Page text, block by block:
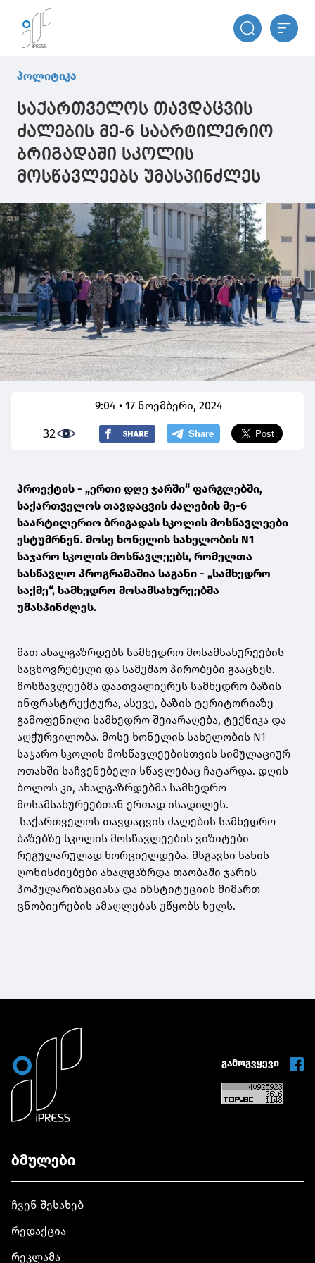
პოლიტიკა
საქართველოს თავდაცვის
ძალების მე-6 საარტილერიო
ბრიგადაში სკოლის
მოსწავლეებს უმასპინძლეს
9:04 • 17 ნოემბერი, 2024
32
პროექტის - „ერთი დღე ჯარში“ ფარგლებში,
საქართველოს თავდაცვის ძალების მე-6
საარტილერიო ბრიგადას სკოლის მოსწავლეები
ესტუმრნენ. მოსე ხონელის სახელობის N1
საჯარო სკოლის მოსწავლეებს, რომელთა
სასწავლო პროგრამაშია საგანი - „სამხედრო
საქმე“, სამხედრო მოსამსახურეებმა
უმასპინძლეს.
მათ ახალგაზრდებს სამხედრო მოსამსახურეების
საცხოვრებელი და სამუშაო პირობები გააცნეს.
მოსწავლეებმა დაათვალიერეს სამხედრო ბაზის
ინფრასტრუქტურა, ასევე, ბაზის ტერიტორიაზე
გამოფენილი სამხედრო შეიარაღება, ტექნიკა და
აღჭურვილობა. მოსე ხონელის სახელობის N1
საჯარო სკოლის მოსწავლეებისთვის სიმულაციურ
ოთახში საჩვენებელი სწავლებაც ჩატარდა. დღის
ბოლოს კი, ახალგაზრდებმა სამხედრო
მოსამსახურეებთან ერთად ისადილეს.
საქართველოს თავდაცვის ძალების სამხედრო
ბაზებზე სკოლის მოსწავლეების ვიზიტები
რეგულარულად ხორციელდება. მსგავსი სახის
ღონისძიებები ახალგაზრდა თაობაში ჯარის
პოპულარიზაციასა და ინსტიტუციის მიმართ
ცნობიერების ამაღლებას უწყობს ხელს.
გამოგვყევი
ბმულები
ჩვენ შესახებ
რედაქცია
რეკლამა